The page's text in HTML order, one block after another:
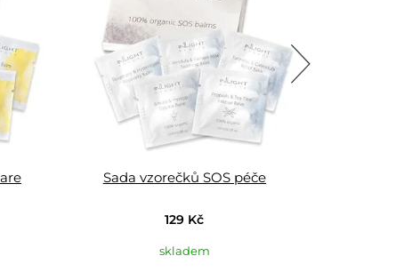
Sada vzorečků SOS péče
129 Kč
skladem